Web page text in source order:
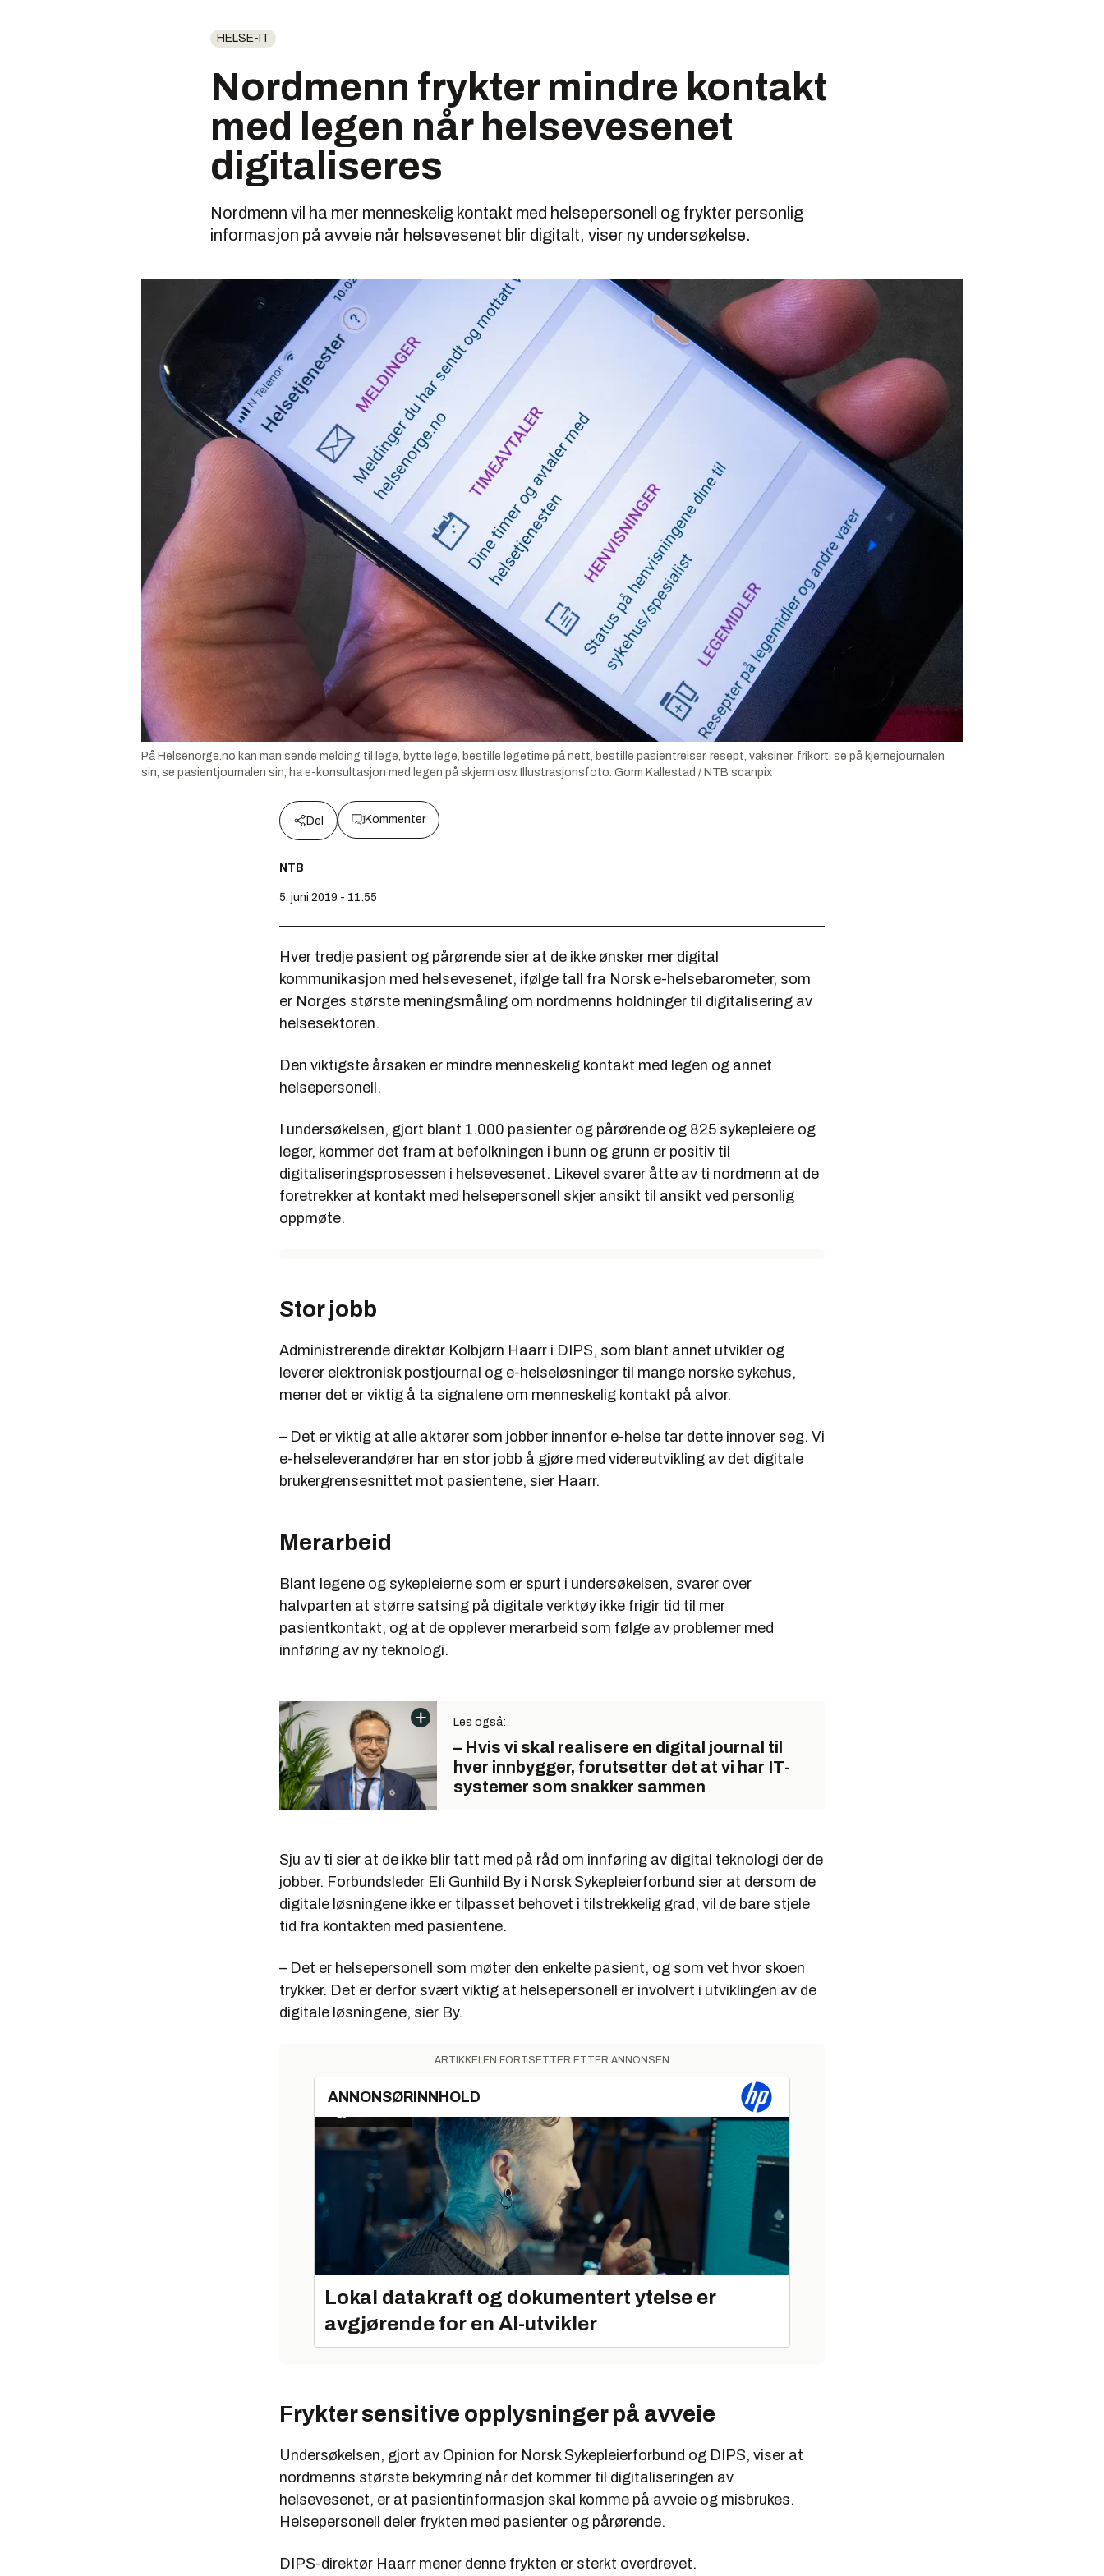
HELSE-IT
Nordmenn frykter mindre kontakt
med legen når helsevesenet
digitaliseres
Nordmenn vil ha mer menneskelig kontakt med helsepersonell og frykter personlig
informasjon på avveie når helsevesenet blir digitalt, viser ny undersøkelse.
På Helsenorge.no kan man sende melding til lege, bytte lege, bestille legetime på nett, bestille pasientreiser, resept, vaksiner, frikort, se på kjernejournalen
sin, se pasientjournalen sin, ha e-konsultasjon med legen på skjerm osv. Illustrasjonsfoto. Gorm Kallestad / NTB scanpix
Del Kommenter
NTB
5. juni 2019 - 11:55
Hver tredje pasient og pårørende sier at de ikke ønsker mer digital
kommunikasjon med helsevesenet, ifølge tall fra Norsk e-helsebarometer, som
er Norges største meningsmåling om nordmenns holdninger til digitalisering av
helsesektoren.
Den viktigste årsaken er mindre menneskelig kontakt med legen og annet
helsepersonell.
I undersøkelsen, gjort blant 1.000 pasienter og pårørende og 825 sykepleiere og
leger, kommer det fram at befolkningen i bunn og grunn er positiv til
digitaliseringsprosessen i helsevesenet. Likevel svarer åtte av ti nordmenn at de
foretrekker at kontakt med helsepersonell skjer ansikt til ansikt ved personlig
oppmøte.
Stor jobb
Administrerende direktør Kolbjørn Haarr i DIPS, som blant annet utvikler og
leverer elektronisk postjournal og e-helseløsninger til mange norske sykehus,
mener det er viktig å ta signalene om menneskelig kontakt på alvor.
– Det er viktig at alle aktører som jobber innenfor e-helse tar dette innover seg. Vi
e-helseleverandører har en stor jobb å gjøre med videreutvikling av det digitale
brukergrensesnittet mot pasientene, sier Haarr.
Merarbeid
Blant legene og sykepleierne som er spurt i undersøkelsen, svarer over
halvparten at større satsing på digitale verktøy ikke frigir tid til mer
pasientkontakt, og at de opplever merarbeid som følge av problemer med
innføring av ny teknologi.
Les også:
– Hvis vi skal realisere en digital journal til
hver innbygger, forutsetter det at vi har IT-
systemer som snakker sammen
Sju av ti sier at de ikke blir tatt med på råd om innføring av digital teknologi der de
jobber. Forbundsleder Eli Gunhild By i Norsk Sykepleierforbund sier at dersom de
digitale løsningene ikke er tilpasset behovet i tilstrekkelig grad, vil de bare stjele
tid fra kontakten med pasientene.
– Det er helsepersonell som møter den enkelte pasient, og som vet hvor skoen
trykker. Det er derfor svært viktig at helsepersonell er involvert i utviklingen av de
digitale løsningene, sier By.
ARTIKKELEN FORTSETTER ETTER ANNONSEN
ANNONSØRINNHOLD
Lokal datakraft og dokumentert ytelse er
avgjørende for en AI-utvikler
Frykter sensitive opplysninger på avveie
Undersøkelsen, gjort av Opinion for Norsk Sykepleierforbund og DIPS, viser at
nordmenns største bekymring når det kommer til digitaliseringen av
helsevesenet, er at pasientinformasjon skal komme på avveie og misbrukes.
Helsepersonell deler frykten med pasienter og pårørende.
DIPS-direktør Haarr mener denne frykten er sterkt overdrevet.